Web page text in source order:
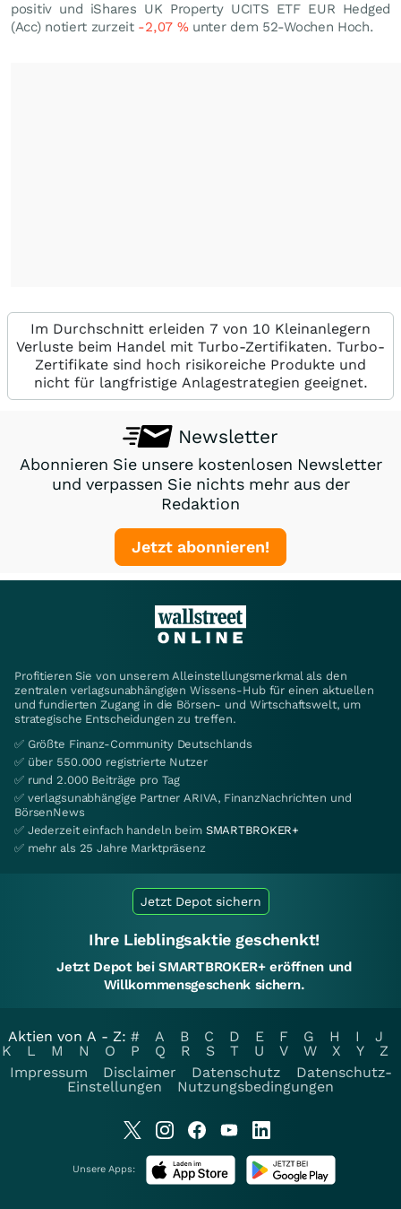
positiv und iShares UK Property UCITS ETF EUR Hedged
(Acc) notiert zurzeit -2,07 %unter dem 52-Wochen Hoch.
Im Durchschnitt erleiden 7 von 10 Kleinanlegern
Verluste beim Handel mit Turbo-Zertifikaten. Turbo-
Zertifikate sind hoch risikoreiche Produkte und
nicht für langfristige Anlagestrategien geeignet.
Newsletter
Abonnieren Sie unsere kostenlosen Newsletter
und verpassen Sie nichts mehr aus der
Redaktion
Jetzt abonnieren!
Profitieren Sie von unserem Alleinstellungsmerkmal als den
zentralen verlagsunabhängigen Wissens-Hub für einen aktuellen
und fundierten Zugang in die Börsen- und Wirtschaftswelt, um
strategische Entscheidungen zu treffen.
✅ Größte Finanz-Community Deutschlands
✅ über 550.000 registrierte Nutzer
✅ rund 2.000 Beiträge pro Tag
✅ verlagsunabhängige Partner ARIVA, FinanzNachrichten und
BörsenNews
✅ Jederzeit einfach handeln beim SMARTBROKER+
✅ mehr als 25 Jahre Marktpräsenz
Jetzt Depot sichern
Ihre Lieblingsaktie geschenkt!
Jetzt Depot bei SMARTBROKER+ eröffnen und
Willkommensgeschenk sichern.
Aktien von A - Z: # A B C D E F G H I
J
K
L M N O P Q R S T U V W X Y
Z
Impressum
Disclaimer Datenschutz
Datenschutz-
Einstellungen
Nutzungsbedingungen
Unsere Apps: